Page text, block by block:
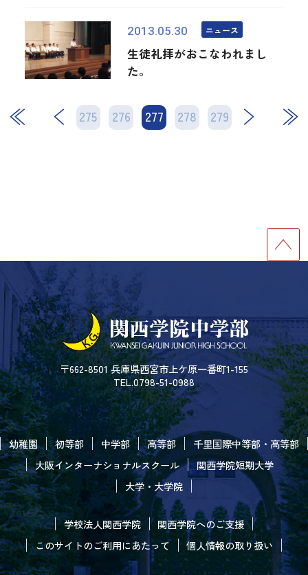
2013.05.30 ニュース
生徒礼拝がおこなわれまし
た。
275 276 277 278 279
次 最後
〒662-8501 兵庫県西宮市上ケ原一番町1-155
TEL.0798-51-0988
幼稚園 初等部 中学部 高等部
千里国際中等部・高等部
大阪インターナショナルスクール
関西学院短期大学
大学・大学院
学校法人関西学院
関西学院へのご支援
このサイトのご利用にあたって
個人情報の取り扱い